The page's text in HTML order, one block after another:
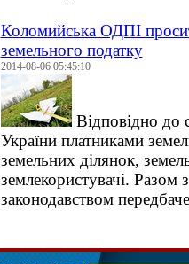
Коломийська ОДПІ
земельного податку
2014-08-06 05:45:10
Відповідно до
України платниками
земельних ділянок,
землекористувачі. Разом
законодавством